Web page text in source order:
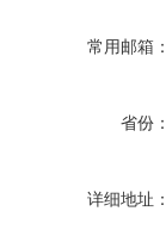
常用邮箱
省份
详细地址